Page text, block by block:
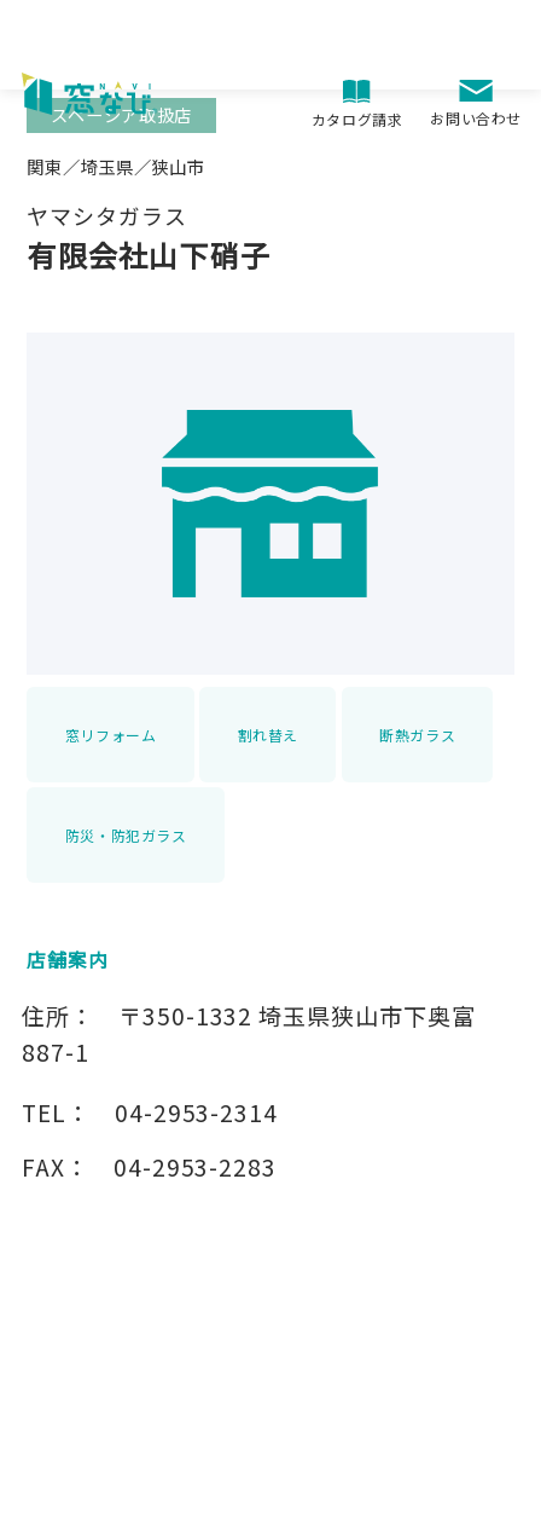
content
カタログ請求 お問い合わせ
関東／埼玉県／狭山市
ヤマシタガラス
有限会社山下硝子
スペーシア取扱店
窓リフォーム 割れ替え 断熱ガラス
防災・防犯ガラス
店舗案内
住所： 〒350-1332 埼玉県狭山市下奥富
887-1
TEL：
04-2953-2314
FAX：
04-2953-2283